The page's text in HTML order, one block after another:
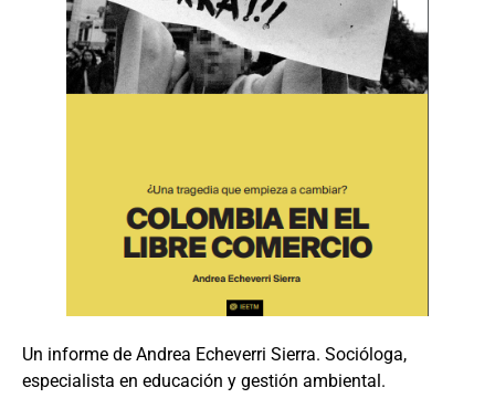
Un informe de Andrea Echeverri Sierra. Socióloga,
especialista en educación y gestión ambiental.